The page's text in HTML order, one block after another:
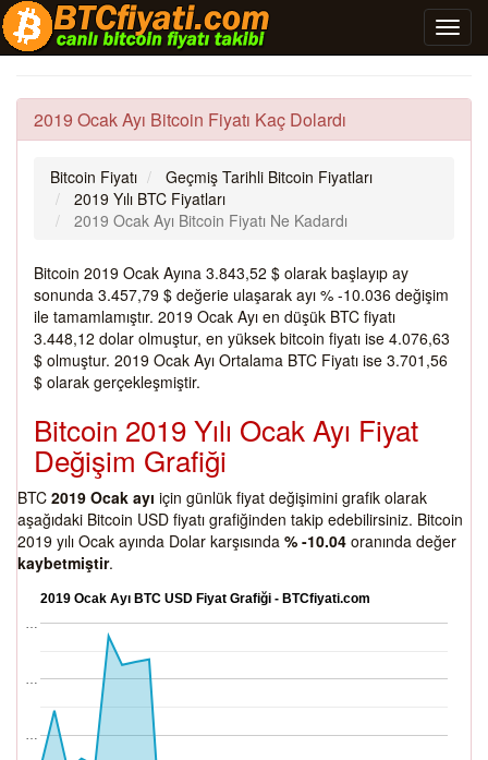
2019 Ocak Ayı Bitcoin Fiyatı Kaç Dolardı
Bitcoin Fiyatı
Geçmiş Tarihli Bitcoin Fiyatları
2019 Yılı BTC Fiyatları
2019 Ocak Ayı Bitcoin Fiyatı Ne Kadardı
Bitcoin 2019 Ocak Ayına 3.843,52 $ olarak başlayıp ay
sonunda 3.457,79 $ değerie ulaşarak ayı % -10.036 değişim
ile tamamlamıştır. 2019 Ocak Ayı en düşük BTC fiyatı
3.448,12 dolar olmuştur, en yüksek bitcoin fiyatı ise 4.076,63
$ olmuştur. 2019 Ocak Ayı Ortalama BTC Fiyatı ise 3.701,56
$ olarak gerçekleşmiştir.
Bitcoin 2019 Yılı Ocak Ayı Fiyat
Değişim Grafiği
BTC 2019 Ocak ayı için günlük fiyat değişimini grafik olarak
aşağıdaki Bitcoin USD fiyatı grafiğinden takip edebilirsiniz. Bitcoin
2019 yılı Ocak ayında Dolar karşısında % -10.04 oranında değer
kaybetmiştir.
2019 Ocak Ayı BTC USD Fiyat Grafiği - BTCfiyati.com
…
…